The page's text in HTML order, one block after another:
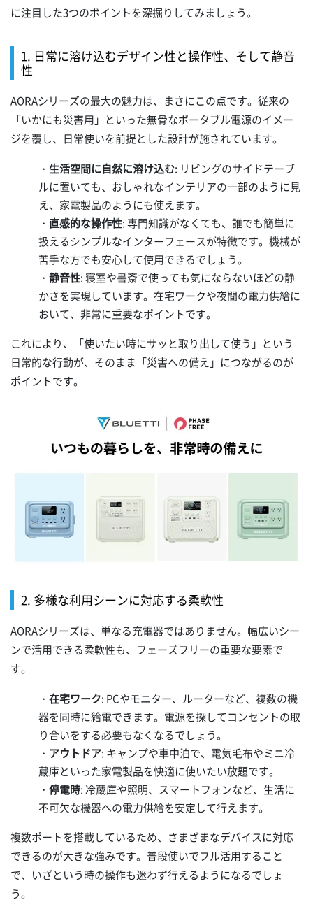
に注目した3つのポイントを深掘りしてみましょう。
1. 日常に溶け込むデザイン性と操作性、そして静音
性
AORAシリーズの最大の魅力は、まさにこの点です。従来の
「いかにも災害用」といった無骨なポータブル電源のイメー
ジを覆し、日常使いを前提とした設計が施されています。
・ 生活空間に自然に溶け込む: リビングのサイドテーブ
ルに置いても、おしゃれなインテリアの一部のように見
え、家電製品のようにも使えます。
・ 直感的な操作性: 専門知識がなくても、誰でも簡単に
扱えるシンプルなインターフェースが特徴です。機械が
苦手な方でも安心して使用できるでしょう。
・ 静音性: 寝室や書斎で使っても気にならないほどの静
かさを実現しています。在宅ワークや夜間の電力供給に
おいて、非常に重要なポイントです。
これにより、「使いたい時にサッと取り出して使う」という
日常的な行動が、そのまま「災害への備え」につながるのが
ポイントです。
2. 多様な利用シーンに対応する柔軟性
AORAシリーズは、単なる充電器ではありません。幅広いシー
ンで活用できる柔軟性も、フェーズフリーの重要な要素で
す。
・ 在宅ワーク: PCやモニター、ルーターなど、複数の機
器を同時に給電できます。電源を探してコンセントの取
り合いをする必要もなくなるでしょう。
・ アウトドア: キャンプや車中泊で、電気毛布やミニ冷
蔵庫といった家電製品を快適に使いたい放題です。
・ 停電時: 冷蔵庫や照明、スマートフォンなど、生活に
不可欠な機器への電力供給を安定して行えます。
複数ポートを搭載しているため、さまざまなデバイスに対応
できるのが大きな強みです。普段使いでフル活用すること
で、いざという時の操作も迷わず行えるようになるでしょ
う。